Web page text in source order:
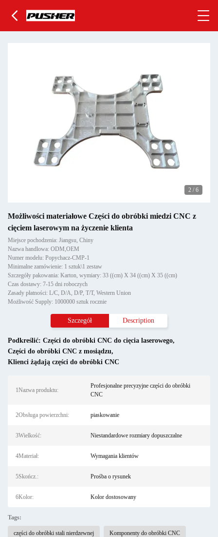
2 / 6
Możliwości materiałowe Części do obróbki miedzi CNC z
cięciem laserowym na życzenie klienta
Miejsce pochodzenia: Jiangsu, Chiny
Nazwa handlowa: ODM,OEM
Numer modelu: Popychacz-CMP-1
Minimalne zamówienie: 1 sztuk\1 zestaw
Szczegóły pakowania: Karton, wymiary: 33 ((cm) X 34 ((cm) X 35 ((cm)
Czas dostawy: 7-15 dni roboczych
Zasady płatności: L/C, D/A, D/P, T/T, Western Union
Możliwość Supply: 1000000 sztuk rocznie
Szczegół Description
Podkreślić: Części do obróbki CNC do cięcia laserowego,
Części do obróbki CNC z mosiądzu,
Klienci żądają części do obróbki CNC
1Nazwa produktu:
Profesjonalne precyzyjne części do obróbki
CNC
2Obsługa powierzchni: piaskowanie
3Wielkość: Niestandardowe rozmiary dopuszczalne
4Materiał: Wymagania klientów
5Skończ.: Prośba o rysunek
6Kolor: Kolor dostosowany
Tags:
części do obróbki stali nierdzewnej Komponenty do obróbki CNC